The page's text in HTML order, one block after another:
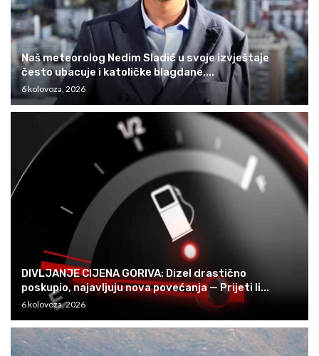
Naš meteorolog Nedim Sladić u svoje izvještaje
često ubacuje i katoličke blagdane,...
6 kolovoza, 2026
DIVLJANJE CIJENA GORIVA: Dizel drastično
poskupio, najavljuju nova povećanja — Prijeti li...
6 kolovoza, 2026